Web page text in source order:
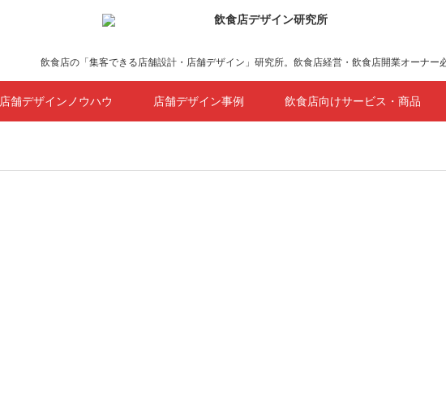
飲食店の「集客できる店舗設計・店舗デザイン」研究所。飲食店経営・飲食店開業オーナー
店舗デザインノウハウ 店舗デザイン事例 飲食店向けサービス・商品